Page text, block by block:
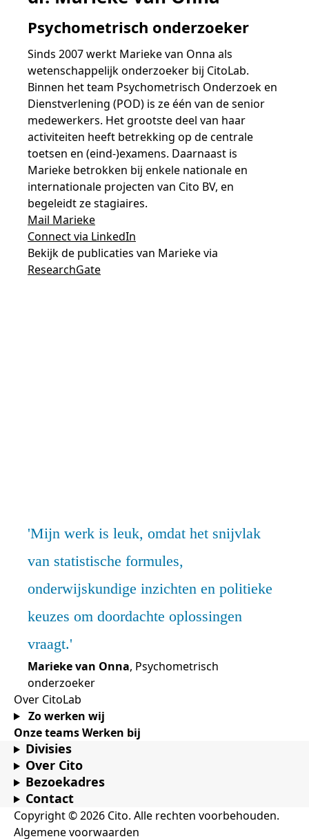
Snel naar
Bestellen
Jaarkalender
Samen bouwen voor het vo
Snel naar
Ondersteuning
Reken- en taalontwikkeling
Op de hoogte blijven
Training Toetsdeskundige
Aanmelden nieuwsbrief ho
Snel naar
Academische Woordenschattoets
Onze opdrachtgevers
Alfabetisering
Snel naar
Alfa-toetsen Volwassenenonderwijs
Alfa-toetsen ISK
Snel naar
Meer (beroeps)examens
Vakmanschap Warmtepomp
Vakmanschap Zonnestroom
NLQF kwalificatie
Zorg & welzijn
Nienke Elijzen
Kim Hendriks-Cornelissen
Saila Kiriwenno-Dovermann
Peter van den Berg
Wouter Roelofs
Promotieonderzoek
Snel naar
Themadossier basisvaardigheden
Een toets beoordelen
De leeropbrengst van toetsen
Kennisbank Stichting Cito
Toetstechnische begrippenlijst
Werken bij
Docenten gezocht
Zzp-trainers gezocht
Stageopdrachten
Collega's aan het woord
Psychometrisch onderzoeker
Sinds 2007 werkt Marieke van Onna als
wetenschappelijk onderzoeker bij CitoLab.
Binnen het team Psychometrisch Onderzoek en
Dienstverlening (POD) is ze één van de senior
medewerkers. Het grootste deel van haar
activiteiten heeft betrekking op de centrale
toetsen en (eind-)examens. Daarnaast is
Marieke betrokken bij enkele nationale en
internationale projecten van Cito BV, en
begeleidt ze stagiaires.
Mail Marieke
Connect via LinkedIn
Bekijk de publicaties van Marieke via
ResearchGate
Mijn werk is leuk, omdat het snijvlak
van statistische formules,
onderwijskundige inzichten en politieke
keuzes om doordachte oplossingen
vraagt.
Marieke van Onna, Psychometrisch
onderzoeker
Over CitoLab
Zo werken wij
Onze teamsWerken bij
Divisies
Over Cito
Bezoekadres
Contact
Copyright © 2026 Cito. Alle rechten voorbehouden.
Algemene voorwaarden